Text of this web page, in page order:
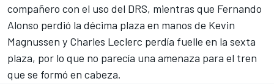
compañero con el uso del DRS, mientras que Fernando
Alonso perdió la décima plaza en manos de Kevin
Magnussen y Charles Leclerc perdía fuelle en la sexta
plaza, por lo que no parecía una amenaza para el tren
que se formó en cabeza.